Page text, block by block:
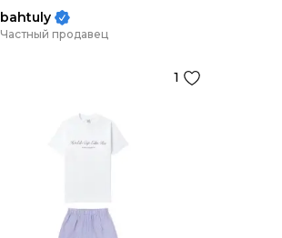
bahtuly
Частный продавец
1